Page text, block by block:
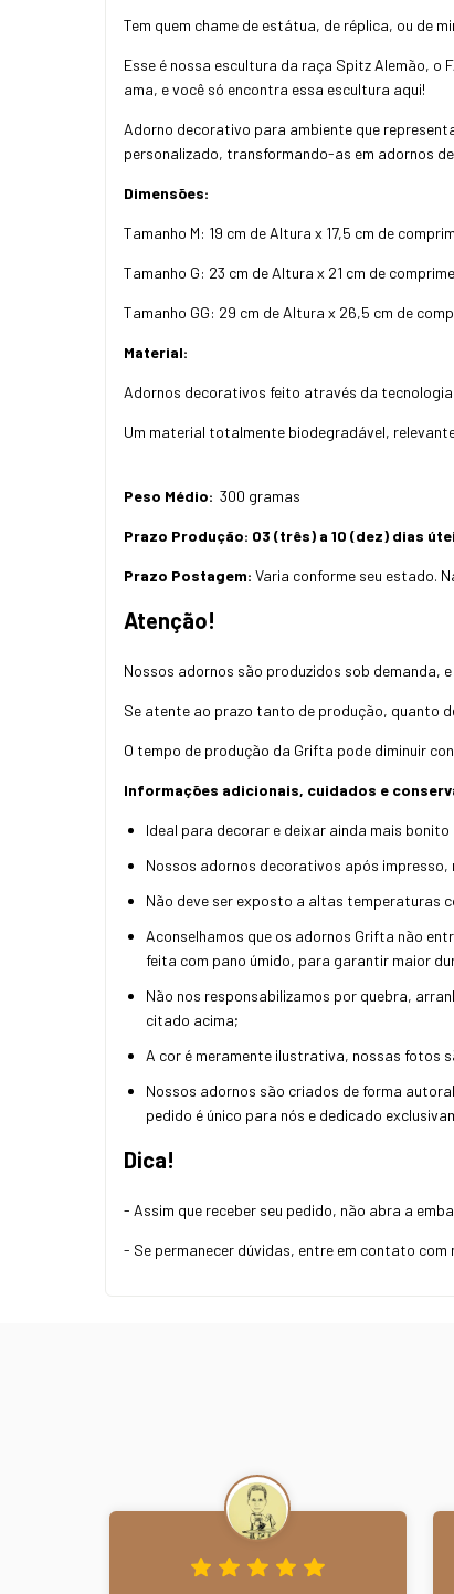
Tem quem chame de estátua, de réplica, ou de
Esse é nossa escultura da raça Spitz Alemão, o
ama, e você só encontra essa escultura aqui!
Adorno decorativo para ambiente que
personalizado, transformando-as em adornos
Dimensões:
Tamanho M: 19 cm de Altura x 17,5 cm de
Tamanho G: 23 cm de Altura x 21 cm de
Tamanho GG: 29 cm de Altura x 26,5 cm de
Material:
Adornos decorativos feito através da
Um material totalmente biodegradável,
Peso Médio: 300 gramas
Prazo Produção: 03 (três) a 10 (dez) dias
Prazo Postagem: Varia conforme seu estado.
Atenção!
Nossos adornos são produzidos sob demanda,
Se atente ao prazo tanto de produção, quanto
O tempo de produção da Grifta pode diminuir
Informações adicionais, cuidados e
Ideal para decorar e deixar ainda mais
Nossos adornos decorativos após
Não deve ser exposto a altas temperaturas
Aconselhamos que os adornos Grifta não
feita com pano úmido, para garantir maior
Não nos responsabilizamos por quebra,
citado acima;
A cor é meramente ilustrativa, nossas fotos
Nossos adornos são criados de forma
pedido é único para nós e dedicado
Dica!
- Assim que receber seu pedido, não abra a
- Se permanecer dúvidas, entre em contato com